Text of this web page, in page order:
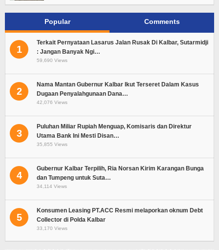
Popular Comments
1
Terkait Pernyataan Lasarus Jalan Rusak Di Kalbar, Sutarmidji
: Jangan Banyak Ngi…
59,690 Views
2
Nama Mantan Gubernur Kalbar Ikut Terseret Dalam Kasus
Dugaan Penyalahgunaan Dana…
42,076 Views
3
Puluhan Miliar Rupiah Menguap, Komisaris dan Direktur
Utama Bank Ini Mesti Disan…
35,855 Views
4
Gubernur Kalbar Terpilih, Ria Norsan Kirim Karangan Bunga
dan Tumpeng untuk Suta…
34,114 Views
5
Konsumen Leasing PT.ACC Resmi melaporkan oknum Debt
Collector di Polda Kalbar
33,170 Views